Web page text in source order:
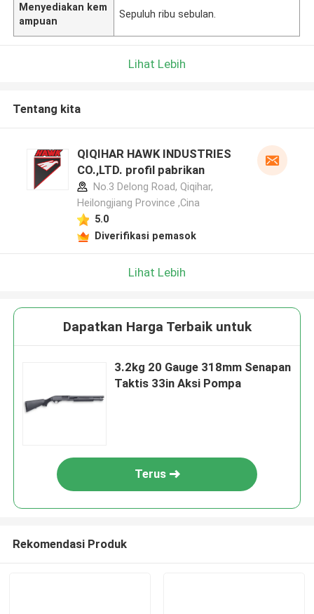
Menyediakan kem
ampuan
Sepuluh ribu sebulan.
Lihat Lebih
Tentang kita
QIQIHAR HAWK INDUSTRIES
CO.,LTD. profil pabrikan
No.3 Delong Road, Qiqihar,
Heilongjiang Province ,Cina
5.0
Diverifikasi pemasok
Lihat Lebih
Dapatkan Harga Terbaik untuk
3.2kg 20 Gauge 318mm Senapan
Taktis 33in Aksi Pompa
Terus
Rekomendasi Produk